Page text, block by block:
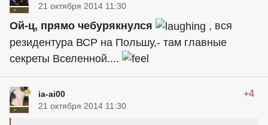
21 октября 2014 11:30
Ой-ц, прямо чебурякнулся
, вся
резидентура ВСР на Польшу,- там главные
секреты Вселенной....
ia-ai00 +4
21 октября 2014 11:30